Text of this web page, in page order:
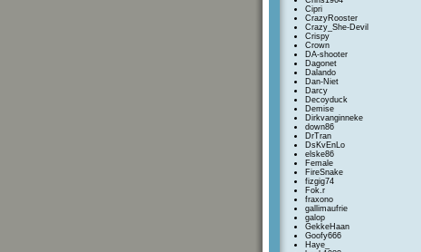
Cipri
CrazyRooster
Crazy_She-Devil
Crispy
Crown
DA-shooter
Dagonet
Dalando
Dan-Niet
Darcy
Decoyduck
Demise
Dirkvanginneke
down86
DrTran
DsKvEnLo
elske86
Female
FireSnake
fizgig74
Fok.r
fraxono
gallimaufrie
galop
GekkeHaan
Goofy666
Haye_